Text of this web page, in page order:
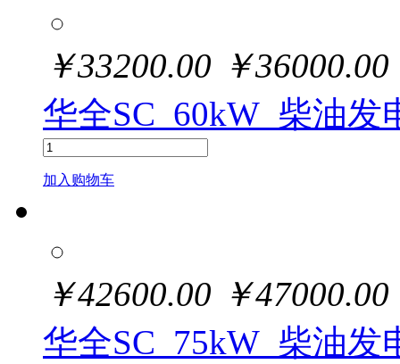
￥33200.00 ￥36000.00
华全SC_60kW_柴油发
加入购物车
￥42600.00 ￥47000.00
华全SC_75kW_柴油发